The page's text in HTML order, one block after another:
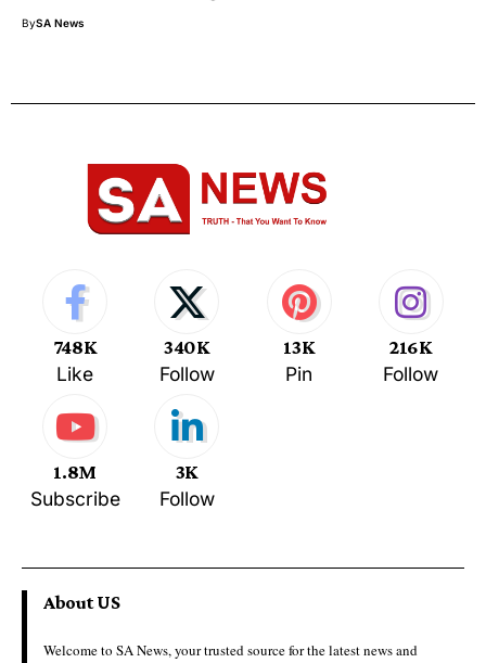
BySA News
748K
Like
340K
Follow
13K
Pin
216K
Follow
1.8M
Subscribe
3K
Follow
About US
Welcome to SA News, your trusted source for the latest news and